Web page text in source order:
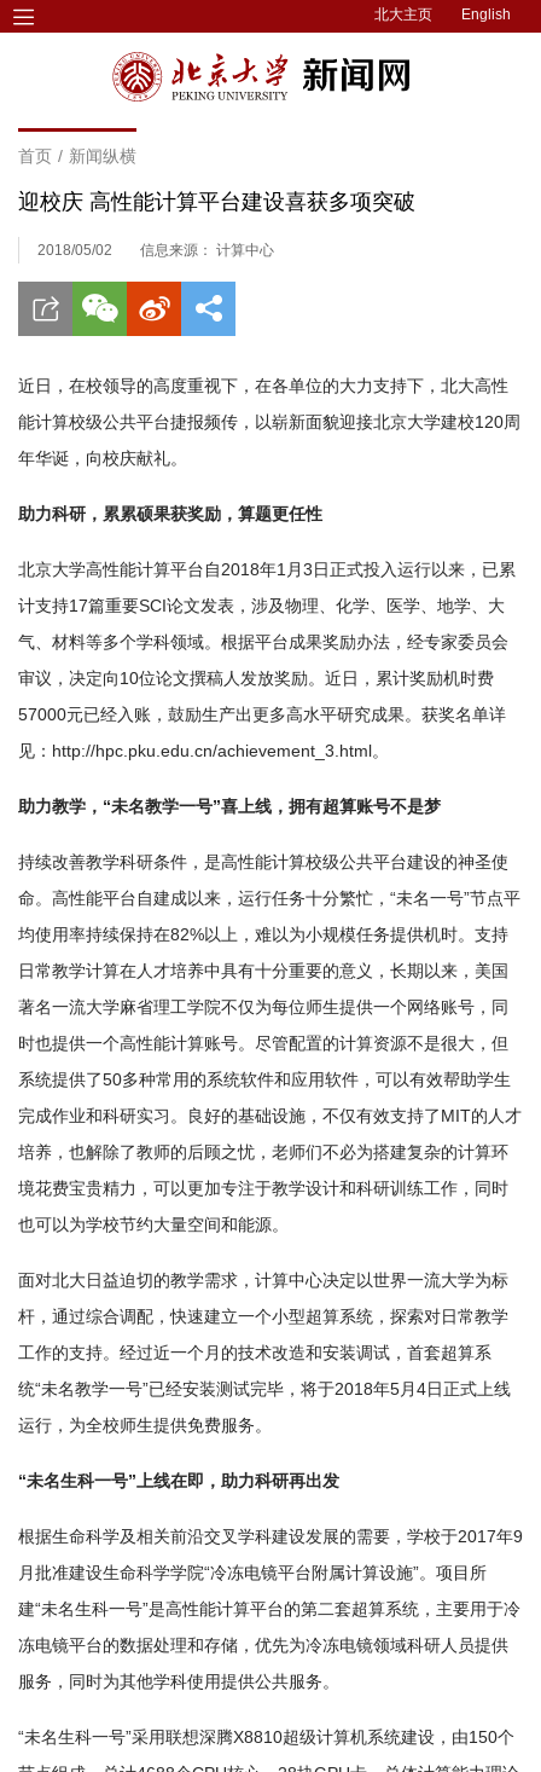
北大主页 English
首页 / 新闻纵横
迎校庆 高性能计算平台建设喜获多项突破
2018/05/02 信息来源： 计算中心
近日，在校领导的高度重视下，在各单位的大力支持下，北大高性
能计算校级公共平台捷报频传，以崭新面貌迎接北京大学建校120周
年华诞，向校庆献礼。
助力科研，累累硕果获奖励，算题更任性
北京大学高性能计算平台自2018年1月3日正式投入运行以来，已累
计支持17篇重要SCI论文发表，涉及物理、化学、医学、地学、大
气、材料等多个学科领域。根据平台成果奖励办法，经专家委员会
审议，决定向10位论文撰稿人发放奖励。近日，累计奖励机时费
57000元已经入账，鼓励生产出更多高水平研究成果。获奖名单详
见：http://hpc.pku.edu.cn/achievement_3.html。
助力教学，“未名教学一号”喜上线，拥有超算账号不是梦
持续改善教学科研条件，是高性能计算校级公共平台建设的神圣使
命。高性能平台自建成以来，运行任务十分繁忙，“未名一号”节点平
均使用率持续保持在82%以上，难以为小规模任务提供机时。支持
日常教学计算在人才培养中具有十分重要的意义，长期以来，美国
著名一流大学麻省理工学院不仅为每位师生提供一个网络账号，同
时也提供一个高性能计算账号。尽管配置的计算资源不是很大，但
系统提供了50多种常用的系统软件和应用软件，可以有效帮助学生
完成作业和科研实习。良好的基础设施，不仅有效支持了MIT的人才
培养，也解除了教师的后顾之忧，老师们不必为搭建复杂的计算环
境花费宝贵精力，可以更加专注于教学设计和科研训练工作，同时
也可以为学校节约大量空间和能源。
面对北大日益迫切的教学需求，计算中心决定以世界一流大学为标
杆，通过综合调配，快速建立一个小型超算系统，探索对日常教学
工作的支持。经过近一个月的技术改造和安装调试，首套超算系
统“未名教学一号”已经安装测试完毕，将于2018年5月4日正式上线
运行，为全校师生提供免费服务。
“未名生科一号”上线在即，助力科研再出发
根据生命科学及相关前沿交叉学科建设发展的需要，学校于2017年9
月批准建设生命科学学院“冷冻电镜平台附属计算设施”。项目所
建“未名生科一号”是高性能计算平台的第二套超算系统，主要用于冷
冻电镜平台的数据处理和存储，优先为冷冻电镜领域科研人员提供
服务，同时为其他学科使用提供公共服务。
“未名生科一号”采用联想深腾X8810超级计算机系统建设，由150个